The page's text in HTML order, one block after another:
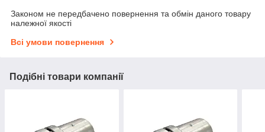
Законом не передбачено повернення та обмін даного товару
належної якості
Всі умови повернення
Подібні товари компанії